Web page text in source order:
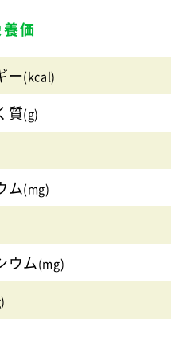
価
ー(kcal)
質(g)
ム(mg)
ウム(mg)